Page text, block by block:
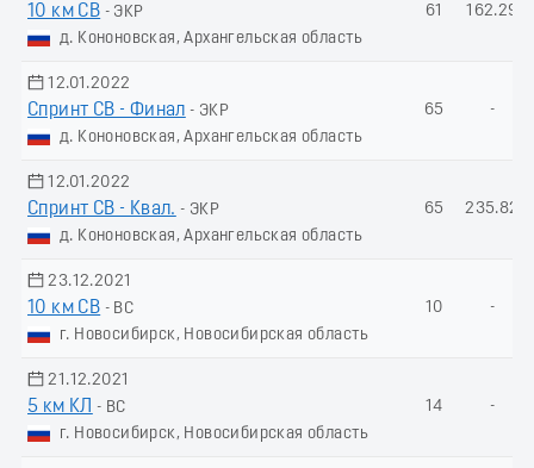
10 км СВ - ЭКР
д. Кононовская, Архангельская область
61 162.29
12.01.2022
Спринт СВ - Финал - ЭКР
д. Кононовская, Архангельская область
65 -
12.01.2022
Спринт СВ - Квал. - ЭКР
д. Кононовская, Архангельская область
65 235.82
23.12.2021
10 км СВ - ВС
г. Новосибирск, Новосибирская область
10 -
21.12.2021
5 км КЛ
- ВС
г. Новосибирск, Новосибирская область
14 -